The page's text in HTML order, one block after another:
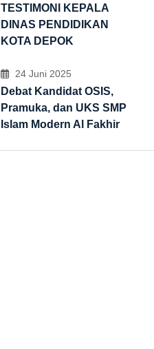
TESTIMONI KEPALA
DINAS PENDIDIKAN
KOTA DEPOK
24 Juni 2025
Debat Kandidat OSIS,
Pramuka, dan UKS SMP
Islam Modern Al Fakhir